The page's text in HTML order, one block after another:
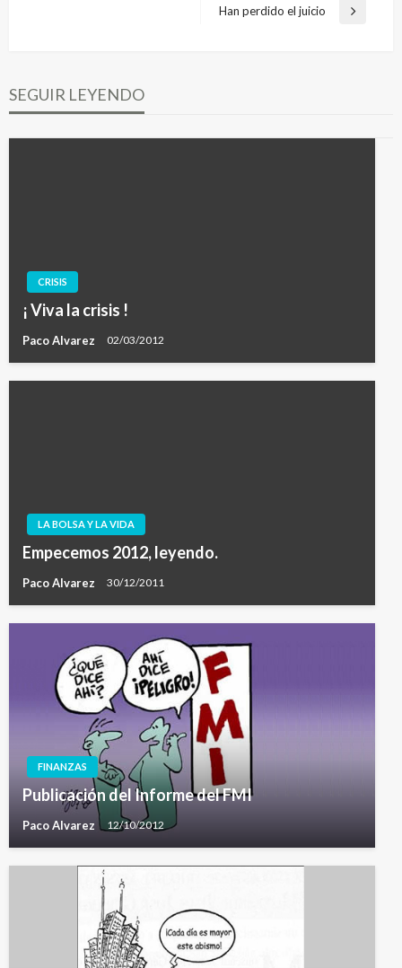
Entrada
Han perdido el juicio
SEGUIR LEYENDO
CRISIS
¡ Viva la crisis !
Paco Alvarez 02/03/2012
LA BOLSA Y LA VIDA
Empecemos 2012, leyendo.
Paco Alvarez 30/12/2011
FINANZAS
Publicación del Informe del FMI
Paco Alvarez 12/10/2012